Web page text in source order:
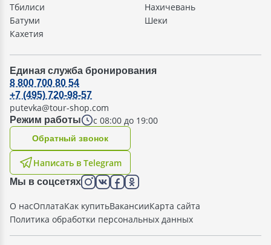
Тбилиси
Батуми
Кахетия
Нахичевань
Шеки
Единая служба бронирования
Режим работы с 08:00 до 19:00
8 800 700 80 54
+7 (495) 720-98-57
putevka@tour-shop.com
Написать в Telegram
Oбратный звонок
Мы в соцсетях
О насОплатаКак купитьВакансииКарта сайта
Политика обработки персональных данных